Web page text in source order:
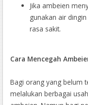
Jika ambeien
gunakan air
rasa sakit.
Cara Mencegah
Bagi orang yang belum
melalukan berbagai